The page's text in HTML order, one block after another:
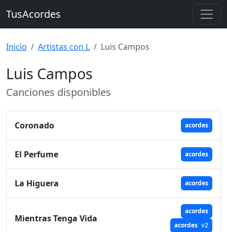
TusAcordes
Inicio Artistas con L Luis Campos
Luis Campos
Canciones disponibles
Coronado acordes
El Perfume acordes
La Higuera acordes
Mientras Tenga Vida
acordes
acordes v2